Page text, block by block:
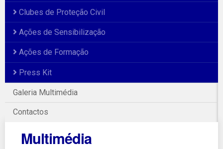
Clubes de Proteção Civil
Ações de Sensibilização
Ações de Formação
Press Kit
Galeria Multimédia
Contactos
Multimédia